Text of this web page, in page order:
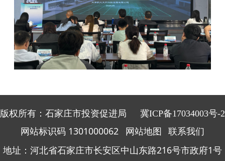
版权所有：石家庄市投资促进局 冀ICP备17034003号-2
网站标识码 1301000062 网站地图 联系我们
地址：河北省石家庄市长安区中山东路216号市政府1号